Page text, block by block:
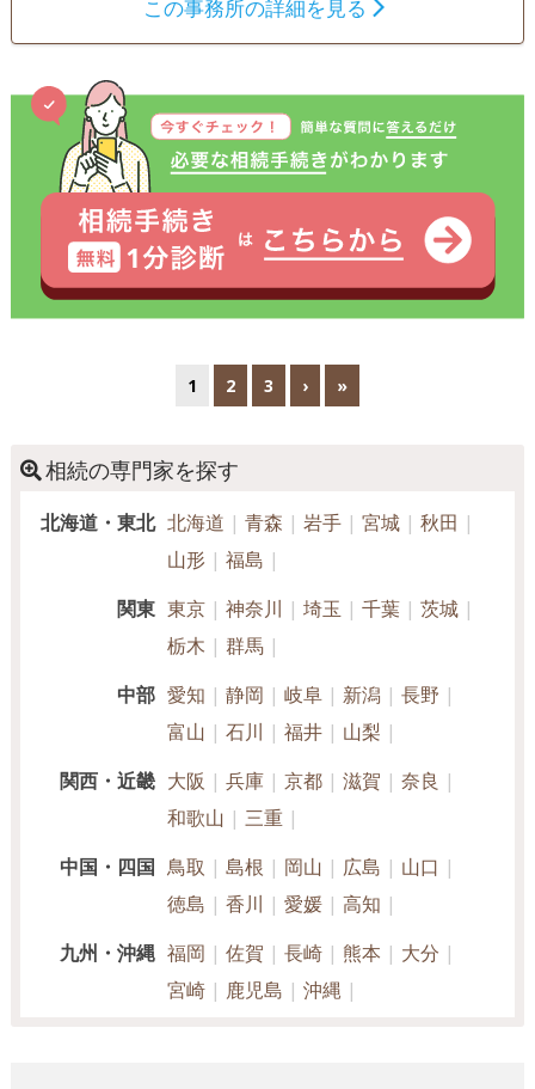
この事務所の詳細を見る
1 2 3 › »
相続の専門家を探す
北海道・東北 北海道 青森 岩手 宮城
秋田
山形
福島
関東 東京 神奈川 埼玉 千葉
茨城
栃木
群馬
中部 愛知 静岡 岐阜 新潟
長野
富山
石川 福井
山梨
関西・近畿 大阪 兵庫 京都 滋賀
奈良
和歌山
三重
中国・四国 鳥取 島根 岡山 広島
山口
徳島
香川 愛媛
高知
九州・沖縄 福岡 佐賀 長崎 熊本
大分
宮崎
鹿児島 沖縄